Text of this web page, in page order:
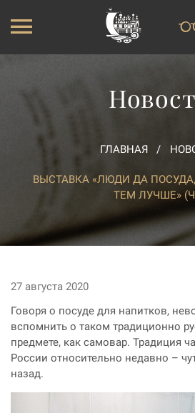
ГЛАВНАЯ
ВЫСТАВКА «ЛЮДИ ДА
ТЕМ ЛУЧШЕ»
27 августа 2020
Говоря о посуде для напитков,
вспомнить о таком традиционно
предмете, как самовар. Традиция
России относительно недавно –
назад.